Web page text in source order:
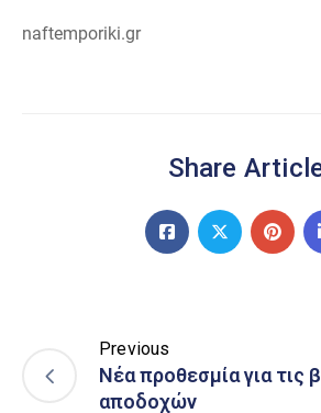
naftemporiki.gr
Share
Previous
Νέα προθεσμία για τις
αποδοχών